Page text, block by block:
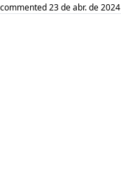
commented23 de abr. de 2024